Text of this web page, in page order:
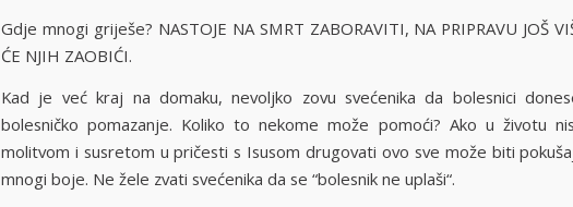
Gdje mnogi griješe? NASTOJE NA SMRT ZABORAVITI, NA PRIPRAVU JOŠ
ĆE NJIH ZAOBIĆI.
Kad je već kraj na domaku, nevoljko zovu svećenika da bolesnici
bolesničko pomazanje. Koliko to nekome može pomoći? Ako u životu
molitvom i susretom u pričesti s Isusom drugovati ovo sve može biti
mnogi boje. Ne žele zvati svećenika da se “bolesnik ne uplaši“.